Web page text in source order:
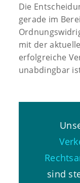
Die
gerade im
mit der
erfolgreiche
unabdingbar
sind